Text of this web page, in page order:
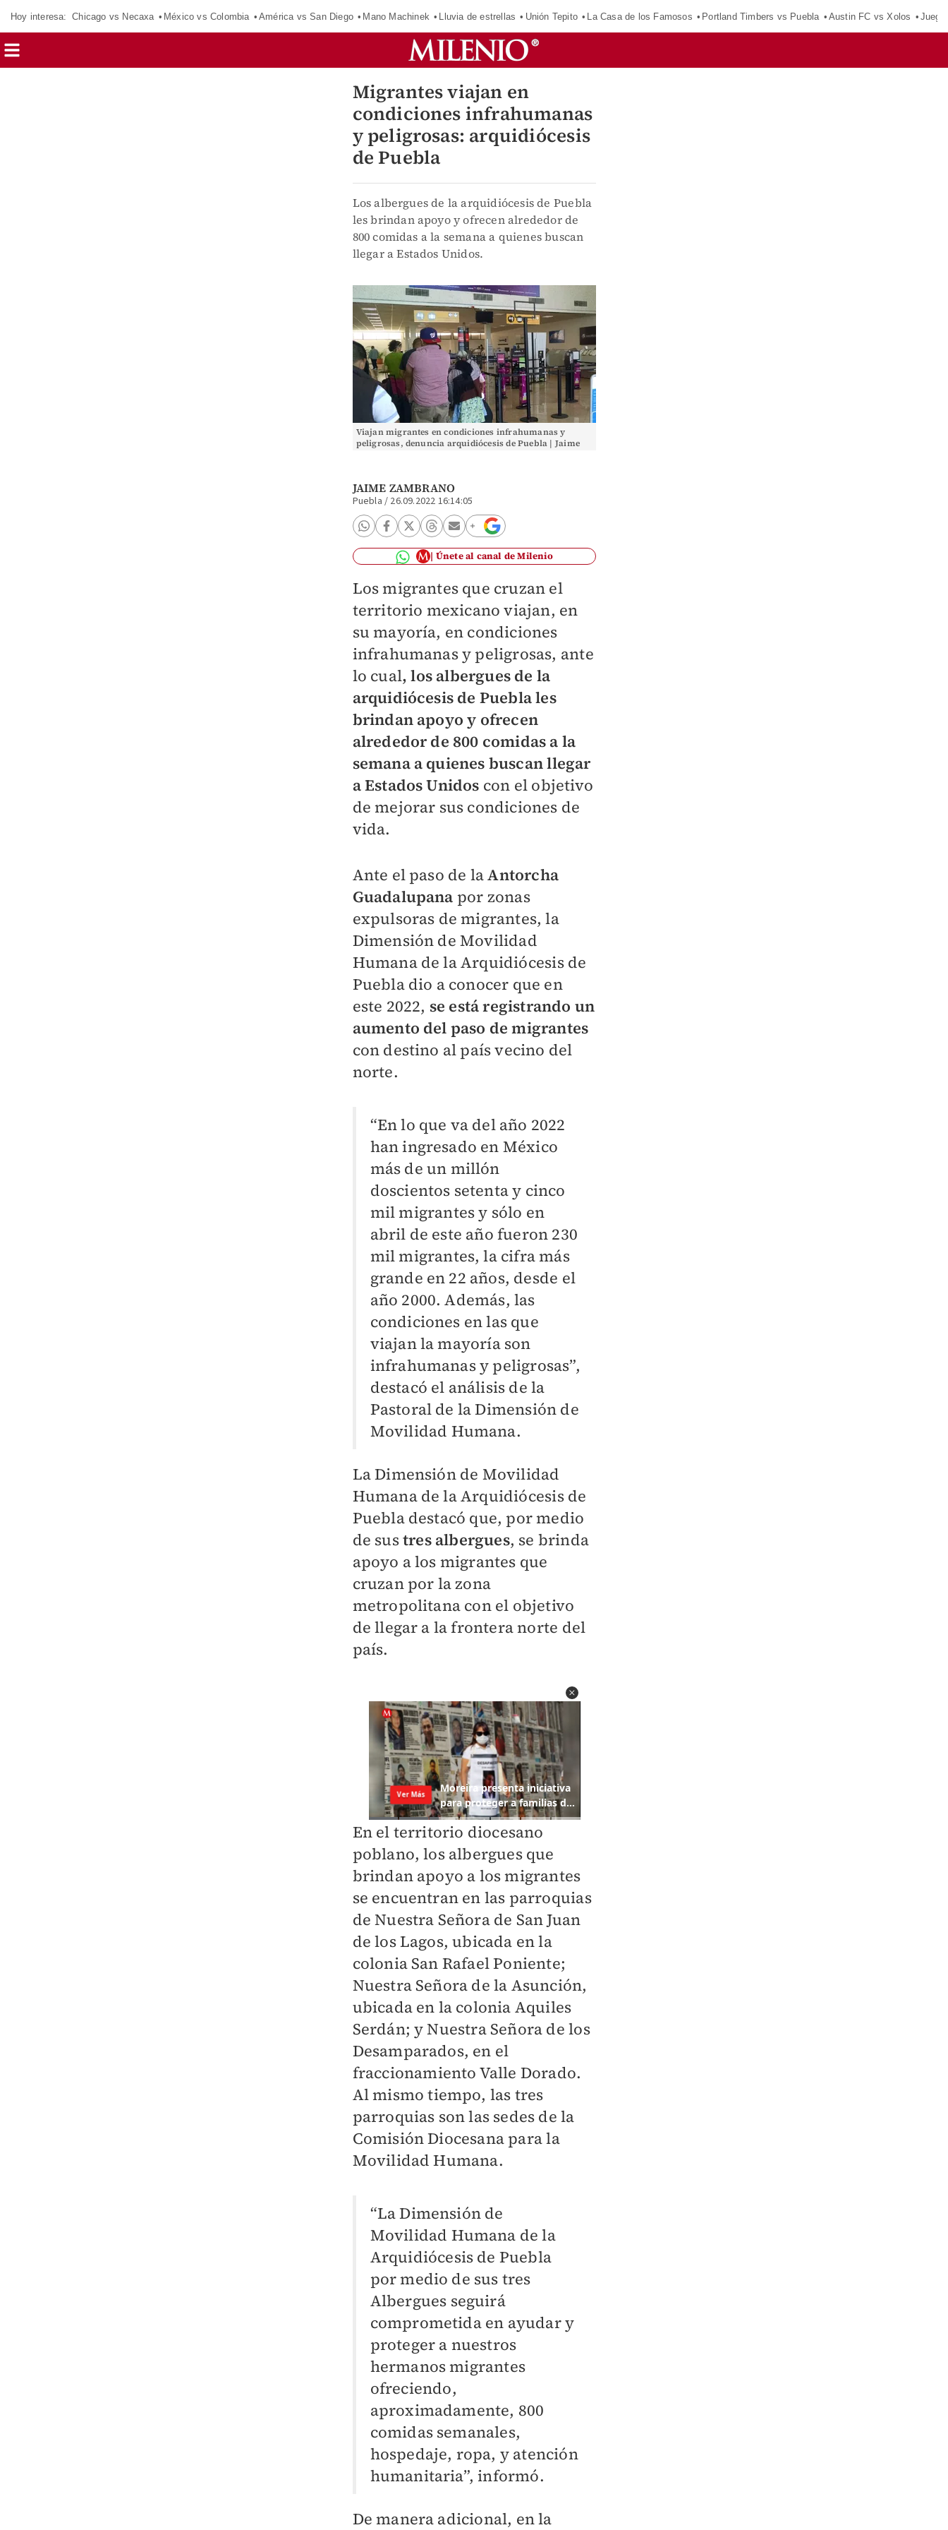
Hoy interesa: Chicago vs Necaxa México vs Colombia América vs San Diego Mano Machinek Lluvia de estrellas Unión Tepito La Casa de los Famosos Portland Timbers vs Puebla Austin FC vs Xolos
Migrantes viajan en
condiciones infrahumanas
y peligrosas: arquidiócesis
de Puebla
Los albergues de la arquidiócesis de Puebla
les brindan apoyo y ofrecen alrededor de
800 comidas a la semana a quienes buscan
llegar a Estados Unidos.
Viajan migrantes en condiciones infrahumanas y
peligrosas, denuncia arquidiócesis de Puebla | Jaime
JAIME ZAMBRANO
Puebla / 26.09.2022 16:14:05
Únete al canal de Milenio
Los migrantes que cruzan el
territorio mexicano viajan, en
su mayoría, en condiciones
infrahumanas y peligrosas, ante
lo cual, los albergues de la
arquidiócesis de Puebla les
brindan apoyo y ofrecen
alrededor de 800 comidas a la
semana a quienes buscan llegar
a Estados Unidos con el objetivo
de mejorar sus condiciones de
vida.
Ante el paso de laAntorcha
Guadalupana por zonas
expulsoras de migrantes, la
Dimensión de Movilidad
Humana de la Arquidiócesis de
Puebla dio a conocer que en
este 2022, se está registrando un
aumento del paso de migrantes
con destino al país vecino del
norte.
“En lo que va del año 2022
han ingresado en México
más de un millón
doscientos setenta y cinco
mil migrantes y sólo en
abril de este año fueron 230
mil migrantes, la cifra más
grande en 22 años, desde el
año 2000. Además, las
condiciones en las que
viajan la mayoría son
infrahumanas y peligrosas”,
destacó el análisis de la
Pastoral de la Dimensión de
Movilidad Humana.
La Dimensión de Movilidad
Humana de la Arquidiócesis de
Puebla destacó que, por medio
de sustres albergues, se brinda
apoyo a los migrantes que
cruzan por la zona
metropolitana con el objetivo
de llegar a la frontera norte del
país.
En el territorio diocesano
poblano, los albergues que
brindan apoyo a los migrantes
se encuentran en las parroquias
de Nuestra Señora de San Juan
de los Lagos, ubicada en la
colonia San Rafael Poniente;
Nuestra Señora de la Asunción,
ubicada en la colonia Aquiles
Serdán; y Nuestra Señora de los
Desamparados, en el
fraccionamiento Valle Dorado.
Al mismo tiempo, las tres
parroquias son las sedes de la
Comisión Diocesana para la
Movilidad Humana.
“La Dimensión de
Movilidad Humana de la
Arquidiócesis de Puebla
por medio de sus tres
Albergues seguirá
comprometida en ayudar y
proteger a nuestros
hermanos migrantes
ofreciendo,
aproximadamente, 800
comidas semanales,
hospedaje, ropa, y atención
humanitaria”, informó.
De manera adicional, en la